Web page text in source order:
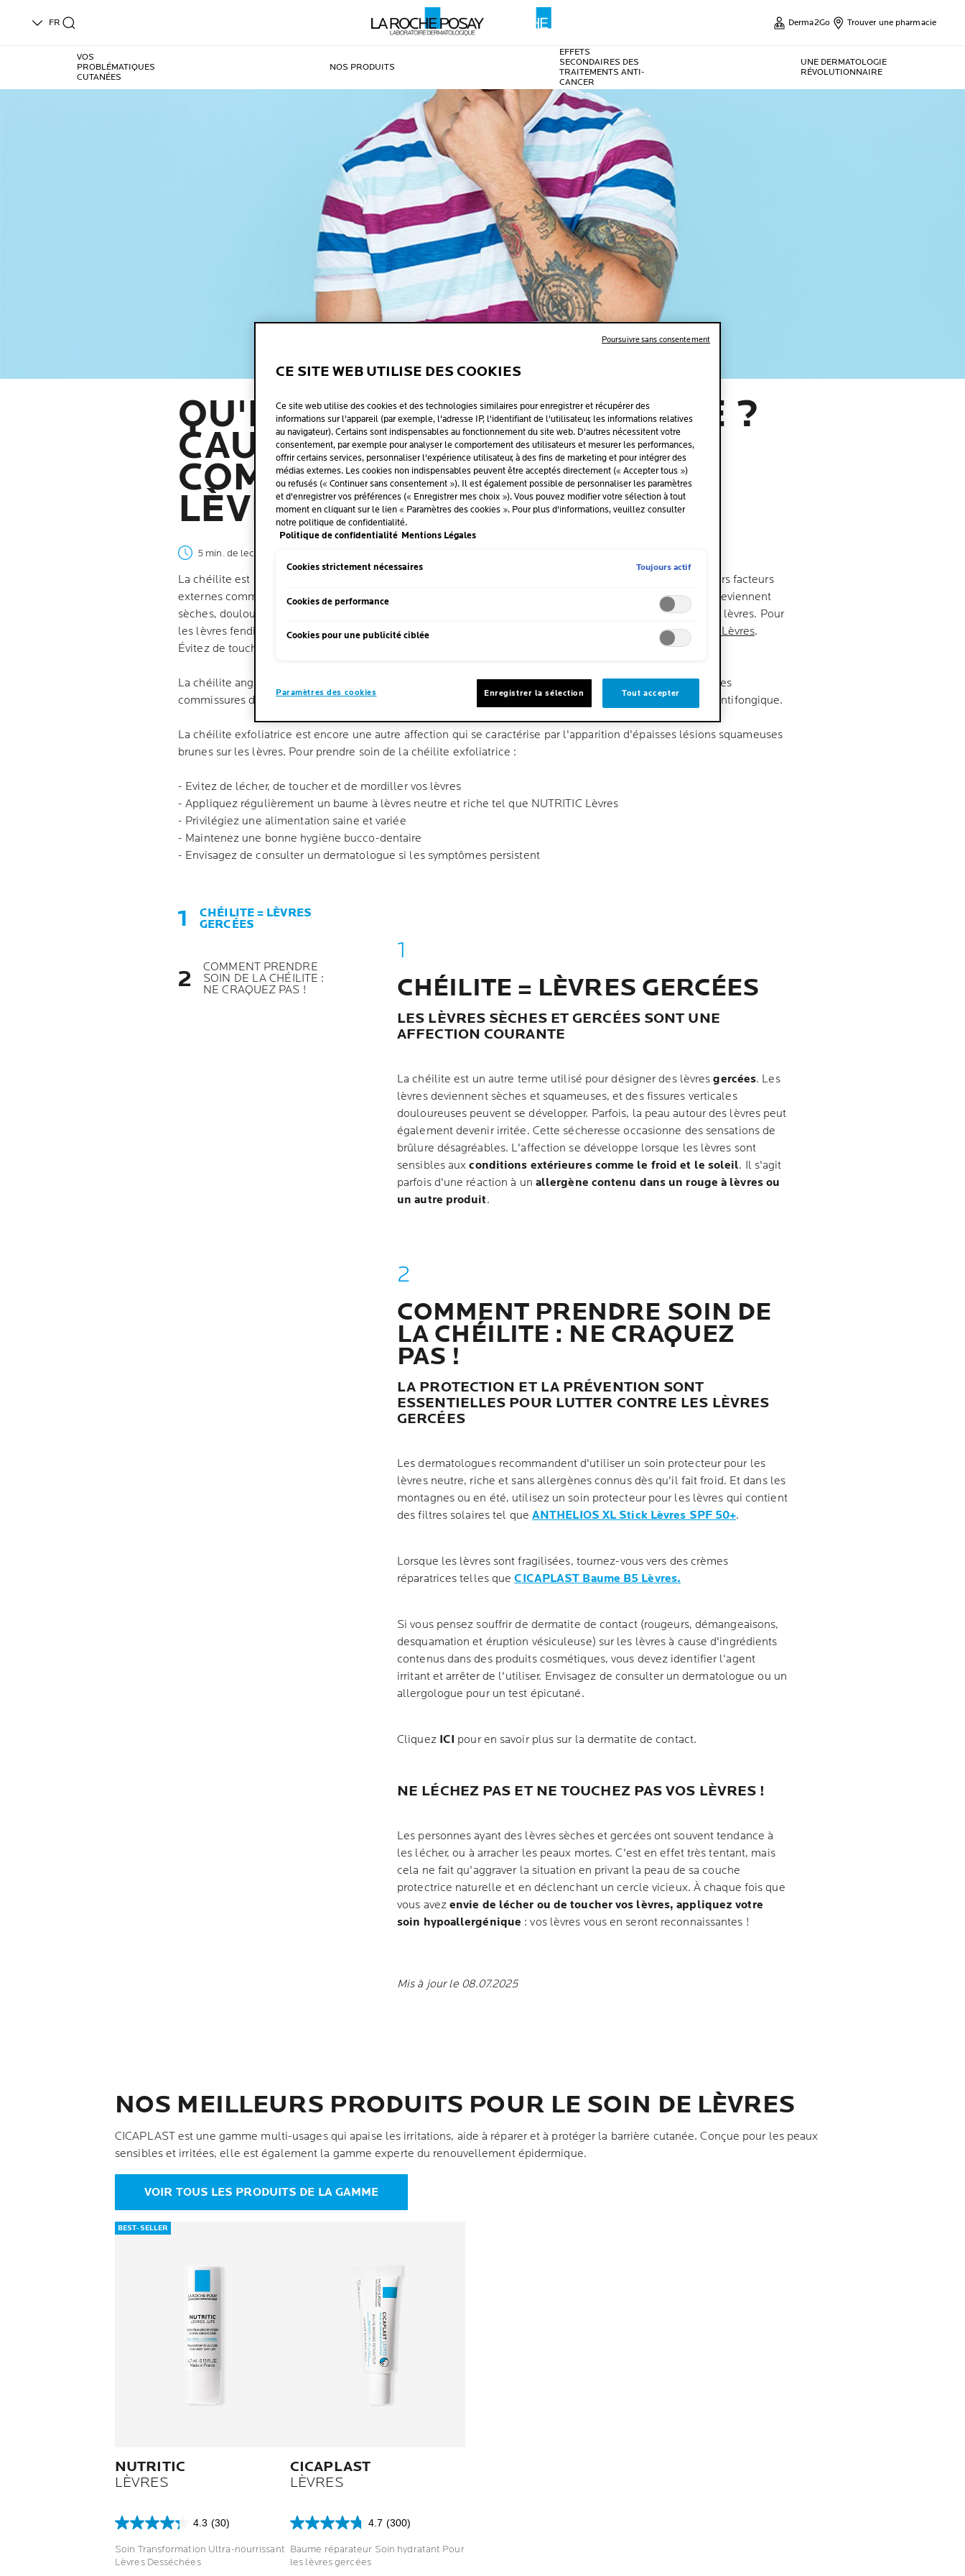
FR Derma2Go Trouver une pharmacie
VOS
PROBLÉMATIQUES
CUTANÉES
NOS PRODUITS
EFFETS
SECONDAIRES DES
TRAITEMENTS ANTI-
CANCER
UNE DERMATOLOGIE
RÉVOLUTIONNAIRE
QU'EST-CE QUE LA CHÉILITE ?
CAUSES ET TRAITEMENTS :
COMMENT PRÉVENIR LES
LÈVRES GERCÉES
5 min. de lecture
La chéilite est une inflammation des lèvres qui prend la forme de gerçures et peut être causée par plusieurs facteurs
externes comme le temps froid, le soleil ou les allergènes contenus dans les rouges à lèvres. Les lèvres deviennent
sèches, douloureuses et se fendillent. Vous pouvez prévenir la chéilite avec des soins protecteurs pour les lèvres. Pour
les lèvres fendillées, optez pour un soin nourrissant, apaisant et protecteur tel que
CICAPLAST Baume B5 Lèvres.
Évitez de toucher ou de lécher vos lèvres.
La chéilite angulaire est une autre affection qui se caractérise par le développement de plaies au niveau des
commissures des lèvres. Elle est souvent causée par un champignon et peut être traitée avec une crème antifongique.
La chéilite exfoliatrice est encore une autre affection qui se caractérise par l'apparition d'épaisses lésions squameuses
brunes sur les lèvres. Pour prendre soin de la chéilite exfoliatrice :
- Evitez de lécher, de toucher et de mordiller vos lèvres
- Appliquez régulièrement un baume à lèvres neutre et riche tel que NUTRITIC Lèvres
- Privilégiez une alimentation saine et variée
- Maintenez une bonne hygiène bucco-dentaire
- Envisagez de consulter un dermatologue si les symptômes persistent
CHÉILITE = LÈVRES
GERCÉES
COMMENT PRENDRE
SOIN DE LA CHÉILITE :
NE CRAQUEZ PAS !
CHÉILITE = LÈVRES GERCÉES
LES LÈVRES SÈCHES ET GERCÉES SONT UNE
AFFECTION COURANTE
La chéilite est un autre terme utilisé pour désigner des lèvresgercées. Les
lèvres deviennent sèches et squameuses, et des fissures verticales
douloureuses peuvent se développer. Parfois, la peau autour des lèvres peut
également devenir irritée. Cette sécheresse occasionne des sensations de
brûlure désagréables. L'affection se développe lorsque les lèvres sont
sensibles auxconditions extérieures comme le froid et le soleil. Il s'agit
parfois d'une réaction à un allergène contenu dans un rouge à lèvres ou
un autre produit.
COMMENT PRENDRE SOIN DE
LA CHÉILITE : NE CRAQUEZ
PAS !
LA PROTECTION ET LA PRÉVENTION SONT
ESSENTIELLES POUR LUTTER CONTRE LES LÈVRES
GERCÉES
Les dermatologues recommandent d'utiliser un soin protecteur pour les
lèvres neutre, riche et sans allergènes connus dès qu'il fait froid. Et dans les
montagnes ou en été, utilisez un soin protecteur pour les lèvres qui contient
des filtres solaires tel que ANTHELIOS XL Stick Lèvres SPF 50+.
Lorsque les lèvres sont fragilisées, tournez-vous vers des crèmes
réparatrices telles queCICAPLAST Baume B5 Lèvres.
Si vous pensez souffrir de dermatite de contact (rougeurs, démangeaisons,
desquamation et éruption vésiculeuse) sur les lèvres à cause d'ingrédients
contenus dans des produits cosmétiques, vous devez identifier l'agent
irritant et arrêter de l'utiliser. Envisagez de consulter un dermatologue ou un
allergologue pour un test épicutané.
Cliquez ICI pour en savoir plus sur la dermatite de contact.
NE LÉCHEZ PAS ET NE TOUCHEZ PAS VOS LÈVRES !
Les personnes ayant des lèvres sèches et gercées ont souvent tendance à
les lécher, ou à arracher les peaux mortes. C'est en effet très tentant, mais
cela ne fait qu'aggraver la situation en privant la peau de sa couche
protectrice naturelle et en déclenchant un cercle vicieux. À chaque fois que
vous avez envie de lécher ou de toucher vos lèvres, appliquez votre
soin hypoallergénique : vos lèvres vous en seront reconnaissantes !
Mis à jour le 08.07.2025
NOS MEILLEURS PRODUITS POUR LE SOIN DE LÈVRES
CICAPLAST est une gamme multi-usages qui apaise les irritations, aide à réparer et à protéger la barrière cutanée. Conçue pour les peaux
sensibles et irritées, elle est également la gamme experte du renouvellement épidermique.
VOIR TOUS LES PRODUITS DE LA GAMME
BEST-SELLER
NUTRITIC
LÈVRES
4.3 (30)
4.3
sur
5
Soin Transformation Ultra-nourrissant
Lèvres Desséchées
CICAPLAST
LÈVRES
4.7 (300)
4.7
sur
5
Baume réparateur Soin hydratant Pour
les lèvres gercées
CE SITE WEB UTILISE DES COOKIES
Ce site web utilise des cookies et des technologies similaires pour enregistrer et récupérer des
informations sur l'appareil (par exemple, l'adresse IP, l'identifiant de l'utilisateur, les informations relatives
au navigateur). Certains sont indispensables au fonctionnement du site web. D'autres nécessitent votre
consentement, par exemple pour analyser le comportement des utilisateurs et mesurer les performances,
offrir certains services, personnaliser l'expérience utilisateur, à des fins de marketing et pour intégrer des
médias externes. Les cookies non indispensables peuvent être acceptés directement (« Accepter tous »)
ou refusés (« Continuer sans consentement »). Il est également possible de personnaliser les paramètres
et d'enregistrer vos préférences (« Enregistrer mes choix »). Vous pouvez modifier votre sélection à tout
moment en cliquant sur le lien « Paramètres des cookies ». Pour plus d'informations, veuillez consulter
notre politique de confidentialité.
Politique de confidentialité Mentions Légales
Cookies strictement nécessaires Toujours actif
Cookies de performance
Cookies pour une publicité ciblée
Paramètres des cookies Enregistrer la sélection Tout accepter
Poursuivre sans consentement